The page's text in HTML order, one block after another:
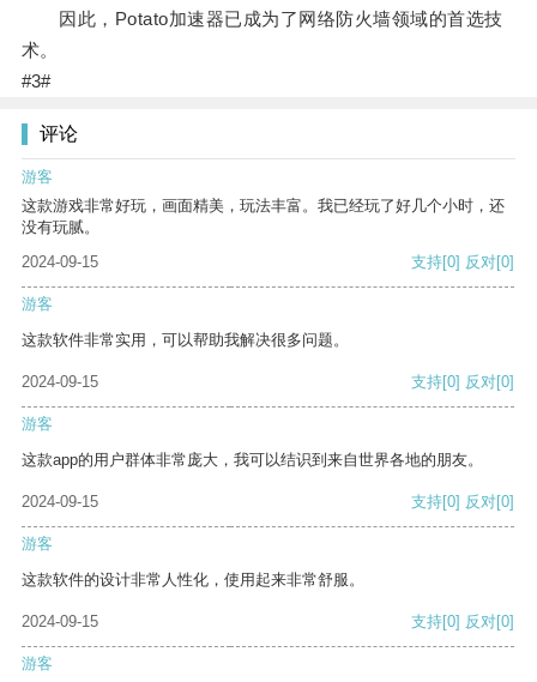
因此，Potato加速器已成为了网络防火墙领域的首选技
术。
#3#
评论
游客
这款游戏非常好玩，画面精美，玩法丰富。我已经玩了好几个小时，还
没有玩腻。
2024-09-15
支持[0] 反对[0]
游客
这款软件非常实用，可以帮助我解决很多问题。
2024-09-15 支持[0] 反对[0]
游客
这款app的用户群体非常庞大，我可以结识到来自世界各地的朋友。
2024-09-15 支持[0] 反对[0]
游客
这款软件的设计非常人性化，使用起来非常舒服。
2024-09-15 支持[0] 反对[0]
游客